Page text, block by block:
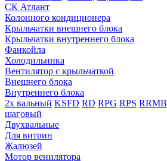
СК Атлант
Колонного кондиционера
Крыльчатки внешнего блока
Крыльчатки внутреннего блока
Фанкойла
Холодильника
Вентилятор с крыльчаткой
Внешнего блока
Внутреннего блока
2х вальный KSFD RD RPG RPS RRMB
шаговый
Двухвальные
Для витрин
Жалюзей
Мотор венилятора